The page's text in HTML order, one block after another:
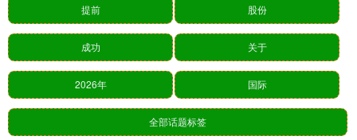
提前 股份
成功 关于
2026年 国际
全部话题标签